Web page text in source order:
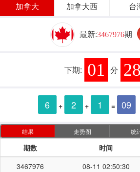
加拿大 加拿大西 台
最新:3467976期
下期: 01 分 28
6 + 2 + 1 = 09
结果 走势图 统
期数 时间
3467976
08-11 02:50:30